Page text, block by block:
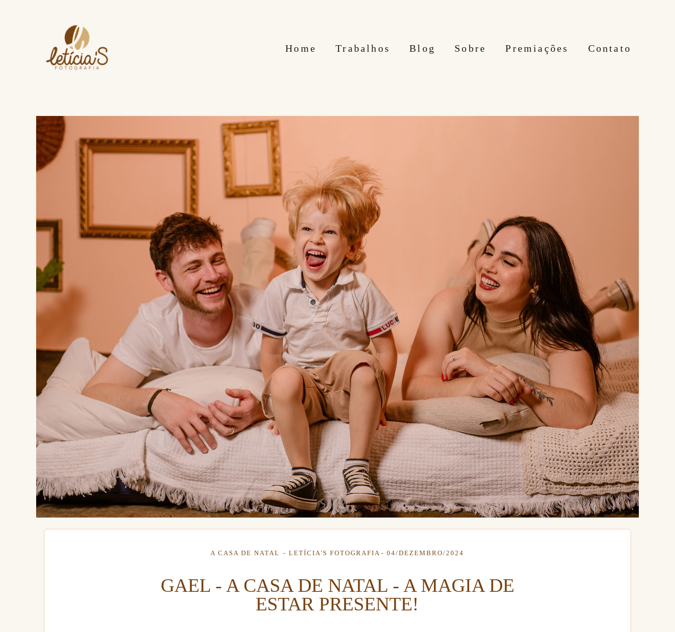
Home Trabalhos Blog Sobre Premiações Contato
A CASA DE NATAL LETÍCIA'S FOTOGRAFIA 04/DEZEMBRO/2024
GAEL - A CASA DE NATAL - A MAGIA DE
ESTAR PRESENTE!